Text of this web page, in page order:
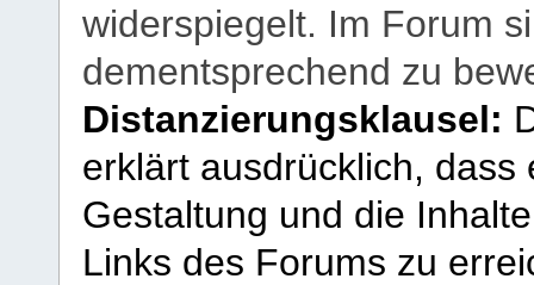
widerspiegelt. Im Forum
dementsprechend zu
Distanzierungsklausel:
erklärt ausdrücklich,
Gestaltung und die
Links des Forums zu